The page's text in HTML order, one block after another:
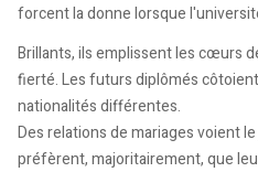
forcent la donne lorsque
Brillants, ils emplissent les cœurs
fierté. Les futurs diplômés
nationalités différentes.
Des relations de mariages voient
préfèrent, majoritairement, que